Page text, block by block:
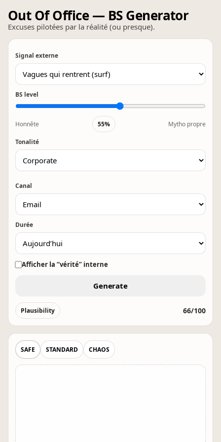
Out Of Office — BS Generator
Excuses pilotées par la réalité (ou presque).
Signal externe
BS level
Honnête 55% Mytho propre
Tonalité
Canal
Durée
Afficher la “vérité” interne
Generate
Plausibility 66/100
SAFE STANDARD CHAOS